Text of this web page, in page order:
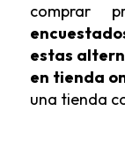
comprar
estas
en tienda
una tienda